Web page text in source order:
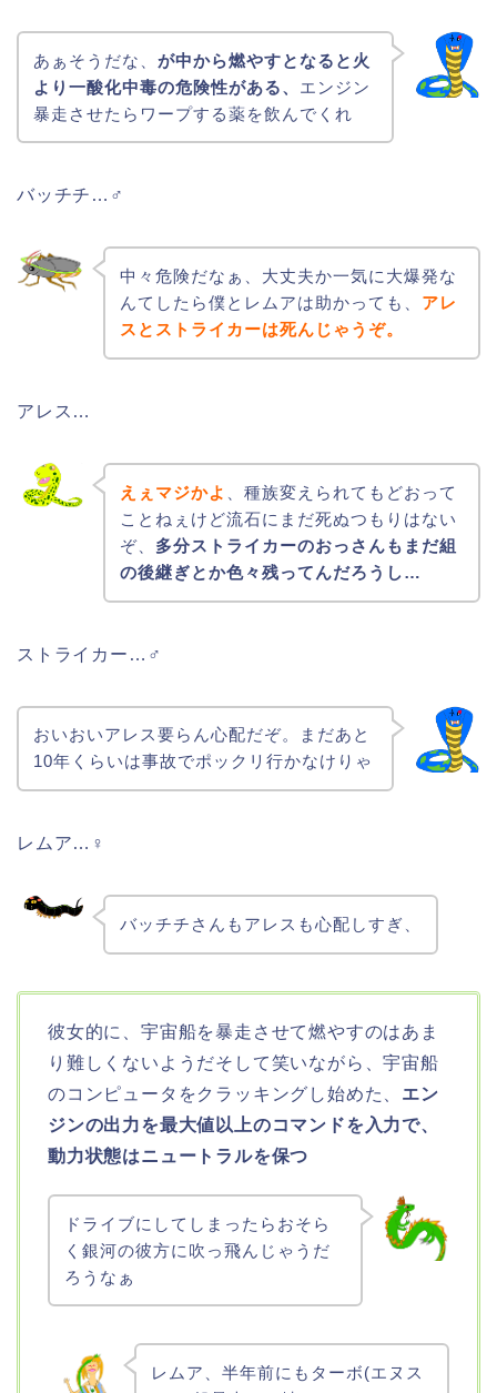
あぁそうだな、 が中から燃やすとなると火
より一酸化中毒の危険性がある、 エンジン
暴走させたらワープする薬を飲んでくれ
バッチチ…♂
中々危険だなぁ、大丈夫か一気に大爆発な
んてしたら僕とレムアは助かっても、 アレ
スとストライカーは死んじゃうぞ。
アレス…
えぇマジかよ
、種族変えられてもどおって
ことねぇけど流石にまだ死ぬつもりはない
ぞ、 多分ストライカーのおっさんもまだ組
の後継ぎとか色々残ってんだろうし…
ストライカー…♂
おいおいアレス要らん心配だぞ。まだあと
10年くらいは事故でポックリ行かなけりゃ
レムア…♀
バッチチさんもアレスも心配しすぎ、
彼女的に、宇宙船を暴走させて燃やすのはあま
り難しくないようだそして笑いながら、宇宙船
のコンピュータをクラッキングし始めた、 エン
ジンの出力を最大値以上のコマンドを入力で、
動力状態はニュートラルを保つ
ドライブにしてしまったらおそら
く銀河の彼方に吹っ飛んじゃうだ
ろうなぁ
レムア、半年前にもターボ(エヌス